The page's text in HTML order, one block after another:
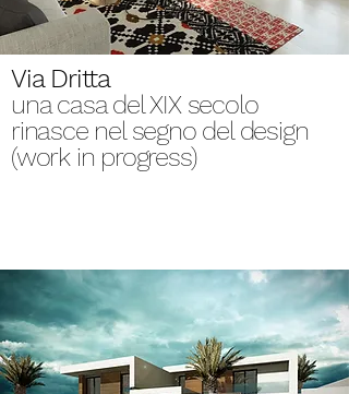
Via Dritta
una casa del XIX secolo
rinasce nel segno del design
(work in progress)